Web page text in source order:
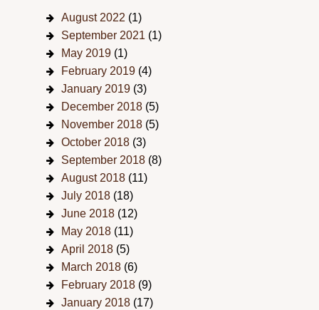
August 2022 (1)
September 2021 (1)
May 2019 (1)
February 2019 (4)
January 2019 (3)
December 2018 (5)
November 2018 (5)
October 2018 (3)
September 2018 (8)
August 2018 (11)
July 2018 (18)
June 2018 (12)
May 2018 (11)
April 2018 (5)
March 2018 (6)
February 2018 (9)
January 2018 (17)